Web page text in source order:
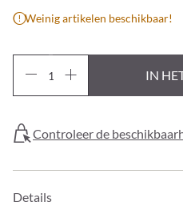
Weinig artikelen beschikbaar!
IN
Controleer de
Details